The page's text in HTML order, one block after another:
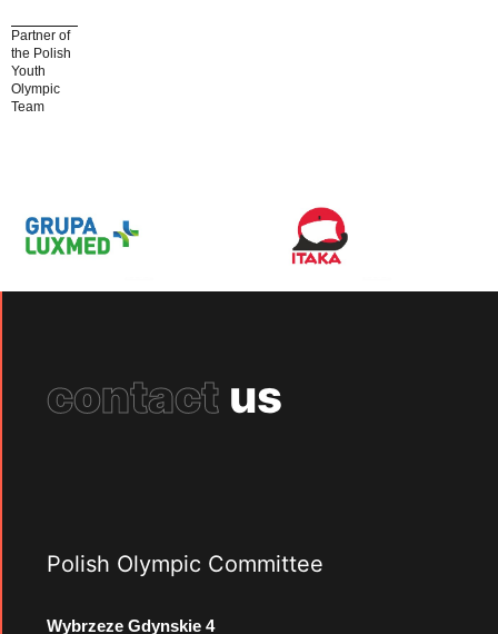
Partner of
the Polish
Youth
Olympic
Team
contact us
Polish Olympic Committee
Wybrzeze Gdynskie 4